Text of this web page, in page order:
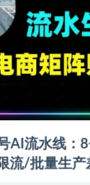
AI流水线：
流/批量生产